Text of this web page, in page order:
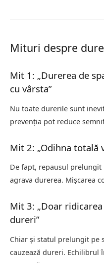
Mituri despre
Mit 1: „Durerea de
cu vârsta”
Nu toate durerile sunt
prevenția pot reduce
Mit 2: „Odihna totală
De fapt, repausul
agrava durerea. Mișcarea
Mit 3: „Doar
dureri”
Chiar și statul prelungit pe
cauzează dureri. Echilibrul